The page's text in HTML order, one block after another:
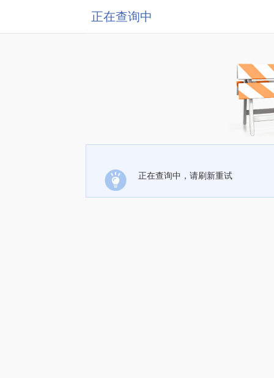
正在查询中
正在查询中，请刷新重试